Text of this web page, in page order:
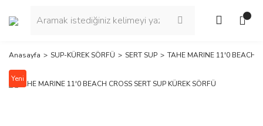
Anasayfa SUP-KÜREK SÖRFÜ SERT SUP TAHE MARINE 11'0 BEACH
Yeni